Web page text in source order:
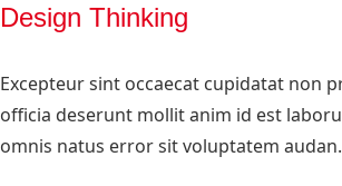
Design Thinking
Excepteur sint occaecat cupidatat non
officia deserunt mollit anim id est
omnis natus error sit voluptatem audan.